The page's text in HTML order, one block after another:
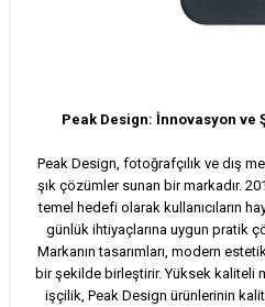
Peak Design: İnnovasyon ve
Peak Design, fotoğrafçılık ve dış
şık çözümler sunan bir markadır.
temel hedefi olarak kullanıcıların
günlük ihtiyaçlarına uygun pratik
Markanın tasarımları, modern
bir şekilde birleştirir. Yüksek kaliteli
işçilik, Peak Design ürünlerinin